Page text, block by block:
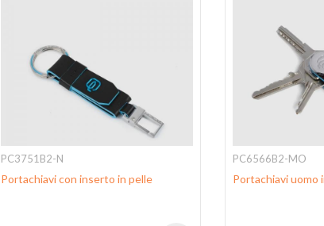
PC3751B2-N
Portachiavi con inserto in pelle
PC6566B2-MO
Portachiavi uomo